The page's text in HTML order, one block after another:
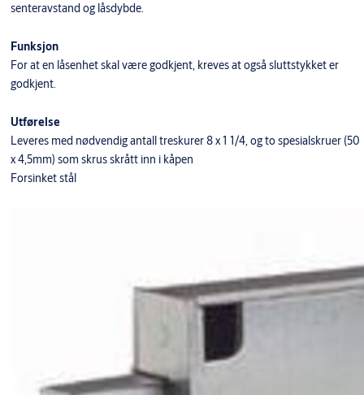
senteravstand og låsdybde.
Funksjon
For at en låsenhet skal være godkjent, kreves at også sluttstykket er
godkjent.
Utførelse
Leveres med nødvendig antall treskurer 8 x 1 1/4, og to spesialskruer (50
x 4,5mm) som skrus skrått inn i kåpen
Forsinket stål